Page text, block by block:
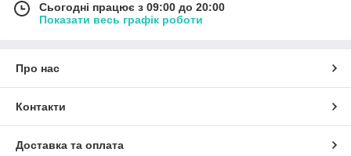
Сьогодні працює з 09:00 до 20:00
Показати весь графік роботи
Про нас
Контакти
Доставка та оплата